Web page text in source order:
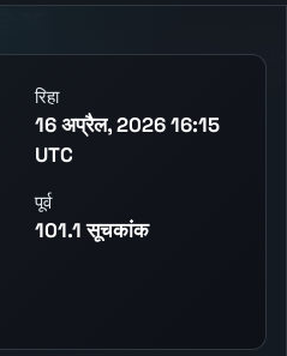
रिहा
16 अप्रैल, 2026 16:15
UTC
पूर्व
101.1 सूचकांक